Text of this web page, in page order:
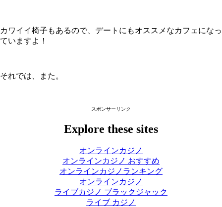
カワイイ椅子もあるので、デートにもオススメなカフェになっ
ていますよ！
それでは、また。
スポンサーリンク
Explore these sites
オンラインカジノ
オンラインカジノ おすすめ
オンラインカジノランキング
オンラインカジノ
ライブカジノ ブラックジャック
ライブ カジノ